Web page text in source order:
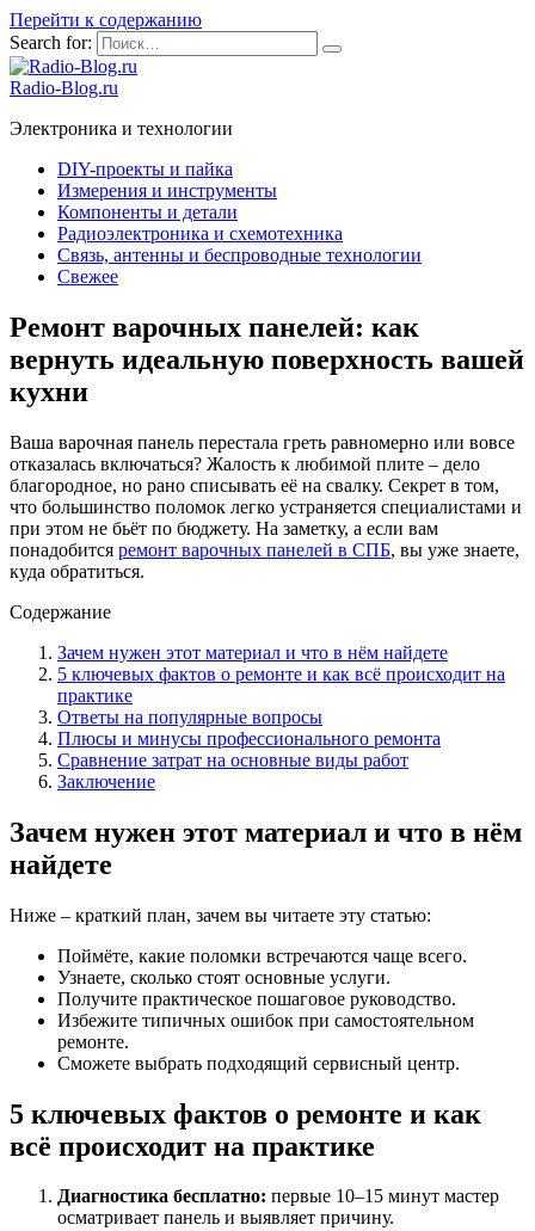
Перейти к содержанию
Search for:
Radio-Blog.ru
Электроника и технологии
DIY-проекты и пайка
Измерения и инструменты
Компоненты и детали
Радиоэлектроника и схемотехника
Связь, антенны и беспроводные технологии
Свежее
Ремонт варочных панелей: как
вернуть идеальную поверхность вашей
кухни
Ваша варочная панель перестала греть равномерно или вовсе
отказалась включаться? Жалость к любимой плите – дело
благородное, но рано списывать её на свалку. Секрет в том,
что большинство поломок легко устраняется специалистами и
при этом не бьёт по бюджету. На заметку, а если вам
понадобится ремонт варочных панелей в СПБ, вы уже знаете,
куда обратиться.
Содержание
Зачем нужен этот материал и что в нём найдете
5 ключевых фактов о ремонте и как всё происходит на
практике
Ответы на популярные вопросы
Плюсы и минусы профессионального ремонта
Сравнение затрат на основные виды работ
Заключение
Зачем нужен этот материал и что в нём
найдете
Ниже – краткий план, зачем вы читаете эту статью:
Поймёте, какие поломки встречаются чаще всего.
Узнаете, сколько стоят основные услуги.
Получите практическое пошаговое руководство.
Избежите типичных ошибок при самостоятельном
ремонте.
Сможете выбрать подходящий сервисный центр.
5 ключевых фактов о ремонте и как
всё происходит на практике
Диагностика бесплатно: первые 10–15 минут мастер
осматривает панель и выявляет причину.